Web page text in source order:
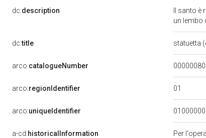
dc:description
Il santo
un lembo
dc:title statuetta
arco:catalogueNumber 00000080
arco:regionIdentifier 01
arco:uniqueIdentifier
a-cd:historicalInformation
Per